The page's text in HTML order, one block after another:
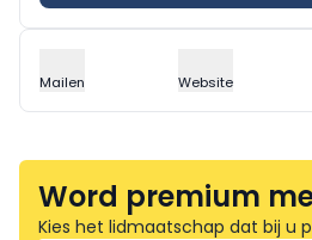
Mailen Website
Word premium
Kies het lidmaatschap dat bij u